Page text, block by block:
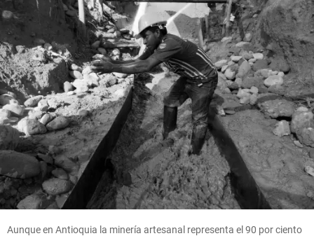
Aunque en Antioquia la minería artesanal representa el 90 por ciento